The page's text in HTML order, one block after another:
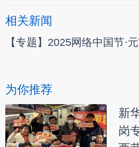
相关新闻
【专题】2025网络中国节·
为你推荐
新
岗